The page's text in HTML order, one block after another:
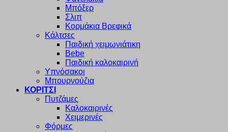
Μπόξερ
Σλιπ
Κορμάκια Βρεφικά
Κάλτσες
Παιδική χειμωνιάτικη
Bebe
Παιδική καλοκαιρινή
Υπνόσακοι
Μπουρνούζια
ΚΟΡΙΤΣΙ
Πυτζάμες
Καλοκαιρινές
Χειμερινές
Φόρμες